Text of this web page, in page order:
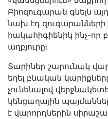
Բիոզուգարան գնելն
նախ էդ
հակահիգիենիկ ինչ-որ
աղբյուրը։
Տարիներ շարունակ
եղել բնական
չունենալով
կենցաղային
է վարորդներին